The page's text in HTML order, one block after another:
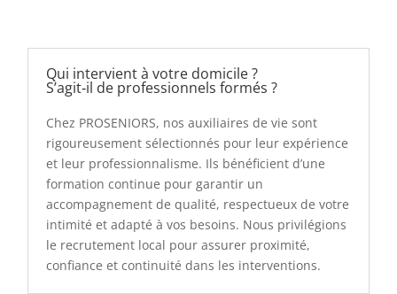
Qui intervient à votre domicile ?
S’agit‑il de professionnels formés ?
Chez PROSENIORS, nos auxiliaires de vie sont
rigoureusement sélectionnés pour leur expérience
et leur professionnalisme. Ils bénéficient d’une
formation continue pour garantir un
accompagnement de qualité, respectueux de votre
intimité et adapté à vos besoins. Nous privilégions
le recrutement local pour assurer proximité,
confiance et continuité dans les interventions.